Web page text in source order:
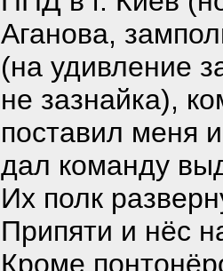
Аганова,
(на удивление
не зазнайка),
поставил меня
дал команду
Их полк
Припяти и нёс
Кроме